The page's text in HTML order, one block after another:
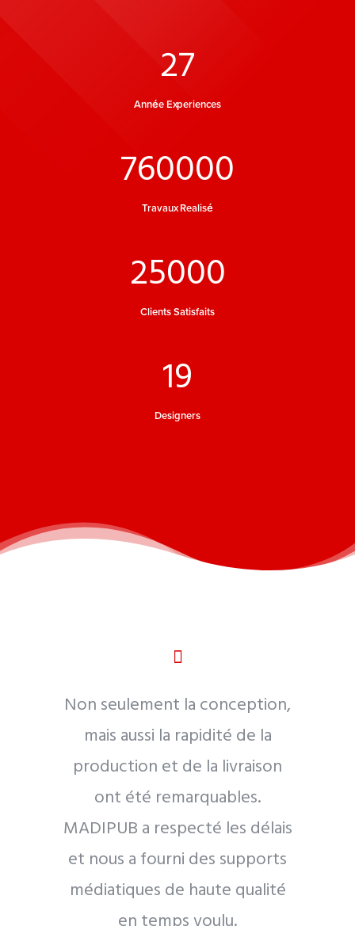
27
Année Experiences
760000
Travaux Realisé
25000
Clients Satisfaits
19
Designers
Non seulement la conception,
mais aussi la rapidité de la
production et de la livraison
ont été remarquables.
MADIPUB a respecté les délais
et nous a fourni des supports
médiatiques de haute qualité